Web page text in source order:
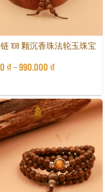
108 颗沉香珠法轮玉珠宝
₫ –990.000 ₫